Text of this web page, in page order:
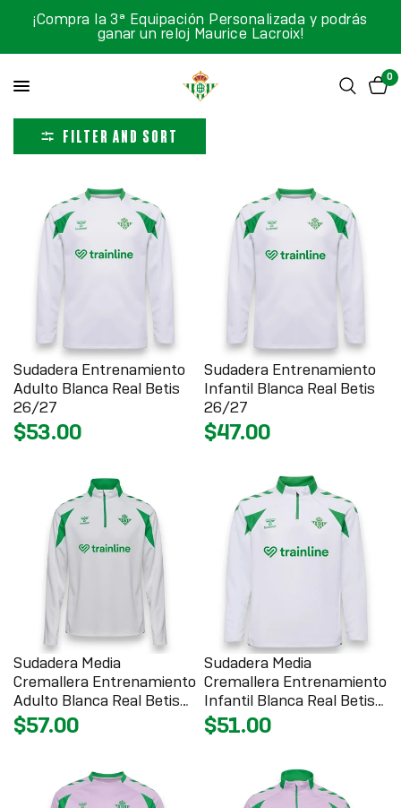
¡Compra la 3ª Equipación Personalizada y podrás
ganar un reloj Maurice Lacroix!
0
FILTER AND SORT
Sudadera Entrenamiento
Adulto Blanca Real Betis
26/27
$53.00
Sudadera Entrenamiento
Infantil Blanca Real Betis
26/27
$47.00
Sudadera Media
Cremallera Entrenamiento
Adulto Blanca Real Betis
26/27
$57.00
Sudadera Media
Cremallera Entrenamiento
Infantil Blanca Real Betis
26/27
$51.00